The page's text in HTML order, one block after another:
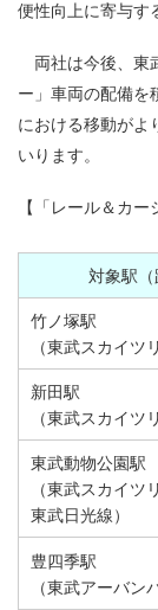
便性向上に寄与す
両社は今後、東
ー」車両の配備を
における移動がよ
いります。
【「レール＆カ
対象駅（
竹ノ塚駅
（東武スカイツ
新田駅
（東武スカイツ
東武動物公園駅
（東武スカイツ
東武日光線）
豊四季駅
（東武アーバン